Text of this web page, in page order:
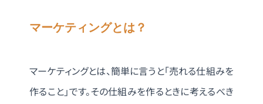
マーケティングとは？
マーケティングとは、簡単に言うと「売れる仕組みを
作ること」です。その仕組みを作るときに考えるべき